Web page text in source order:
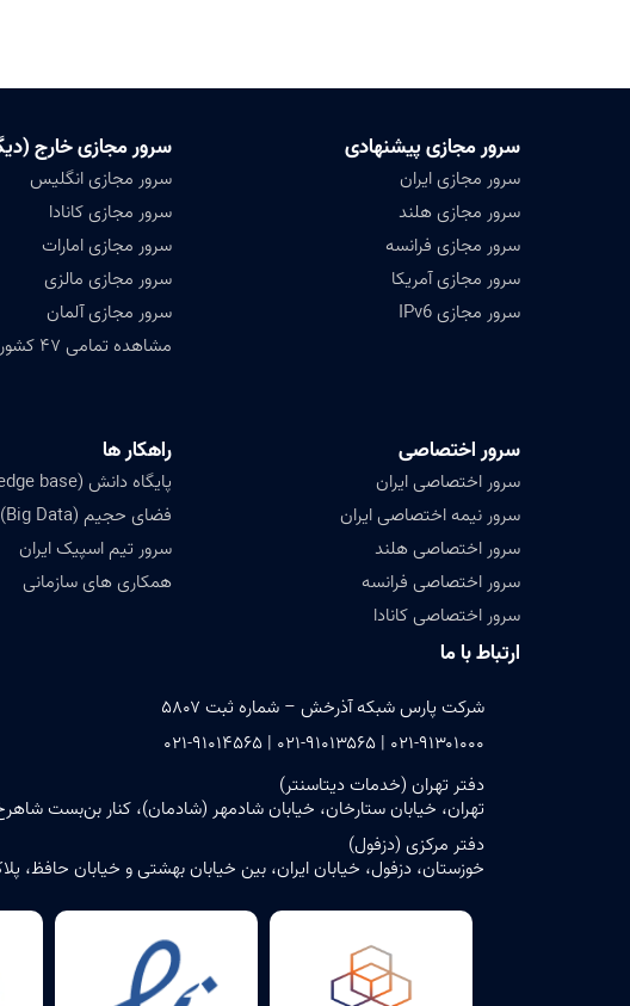
سرور مجازی پیشنهادی
سرور مجازی ایران
سرور مجازی هلند
سرور مجازی فرانسه
سرور مجازی آمریکا
سرور مجازی IPv6
سرور مجازی خارج
سرور مجازی انگلیس
سرور مجازی کانادا
سرور مجازی امارات
سرور مجازی مالزی
سرور مجازی آلمان
مشاهده تمامی ۴۷ کشور قابل ارائه
سرور اختصاصی
سرور اختصاصی ایران
سرور نیمه اختصاصی ایران
سرور اختصاصی هلند
سرور اختصاصی فرانسه
سرور اختصاصی کانادا
راهکار ها
پایگاه دانش (Knowledge base)
فضای حجیم (Big Data)
سرور تیم اسپیک ایران
همکاری های سازمانی
ارتباط با ما
شرکت پارس شبکه آذرخش – شماره ثبت ۵۸۰۷
۰۲۱-۹۱۳۰۱۰۰۰ | ۰۲۱-۹۱۰۱۳۵۶۵ | ۰۲۱-۹۱۰۱۴۵۶۵
دفتر تهران (خدمات دیتاسنتر)
تهران، خیابان ستارخان، خیابان شادمهر (شادمان)، کنار بن‌بست شاهرخ، پلاک
دفتر مرکزی (دزفول)
خوزستان، دزفول، خیابان ایران، بین خیابان بهشتی و خیابان حافظ، پلاک ۶ – ساختمان مرکزی شرکت پارس شبکه